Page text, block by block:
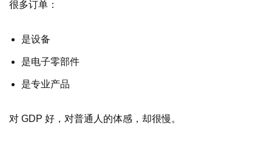
很多订单：
是设备
是电子零部件
是专业产品
对 GDP 好，对普通人的体感，却很慢。